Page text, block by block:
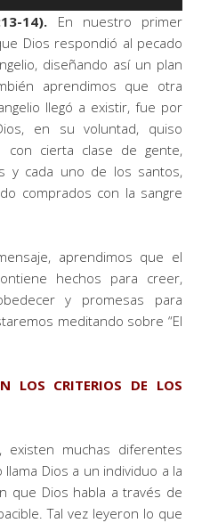
14). En nuestro primer
Dios respondió al pecado
diseñando así un plan
aprendimos que otra
llegó a existir, fue por
en su voluntad, quiso
con cierta clase de gente,
y cada uno de los santos,
comprados con la sangre
aprendimos que el
hechos para creer,
y promesas para
meditando sobre “El
LOS CRITERIOS DE LOS
existen muchas diferentes
Dios a un individuo a la
que Dios habla a través de
Tal vez leyeron lo que